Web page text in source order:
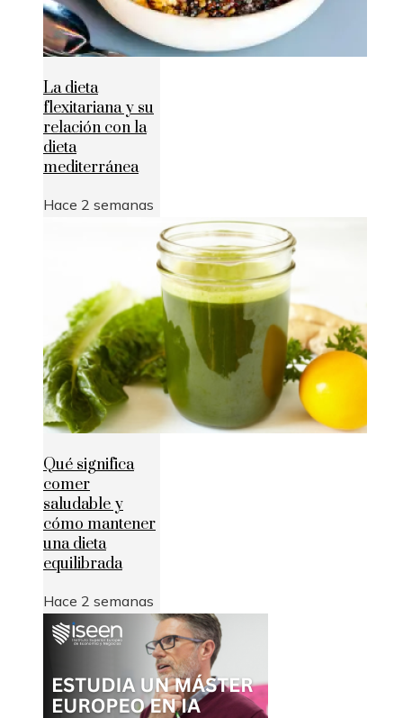
La dieta
flexitariana y su
relación con la
dieta
mediterránea
Hace 2 semanas
Qué significa
comer
saludable y
cómo mantener
una dieta
equilibrada
Hace 2 semanas